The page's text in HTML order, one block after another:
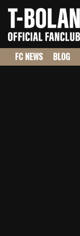
FC NEWS BLOG